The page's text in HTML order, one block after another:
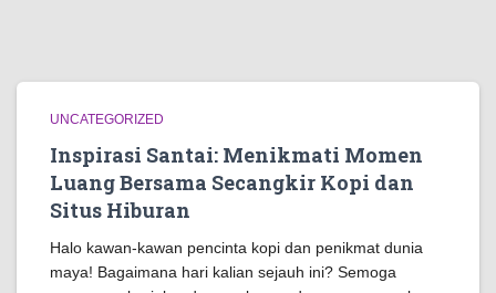
UNCATEGORIZED
Inspirasi Santai: Menikmati Momen
Luang Bersama Secangkir Kopi dan
Situs Hiburan
Halo kawan-kawan pencinta kopi dan penikmat dunia
maya! Bagaimana hari kalian sejauh ini? Semoga